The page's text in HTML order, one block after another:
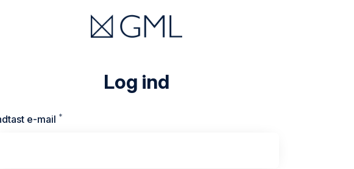
Log ind
e-mail *